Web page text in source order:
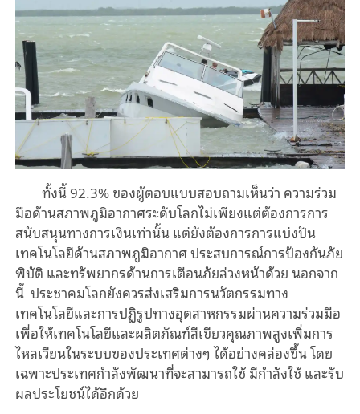
ทั้งนี้ 92.3% ของผู้ตอบแบบสอบถามเห็นว่า ความร่วม
มือด้านสภาพภูมิอากาศระดับโลกไม่เพียงแต่ต้องการการ
สนับสนุนทางการเงินเท่านั้น แต่ยังต้องการการแบ่งปัน
เทคโนโลยีด้านสภาพภูมิอากาศ ประสบการณ์การป้องกันภัย
พิบัติ และทรัพยากรด้านการเตือนภัยล่วงหน้าด้วย นอกจาก
นี้ ประชาคมโลกยังควรส่งเสริมการนวัตกรรมทาง
เทคโนโลยีและการปฏิรูปทางอุตสาหกรรมผ่านความร่วมมือ
เพื่อให้เทคโนโลยีและผลิตภัณฑ์สีเขียวคุณภาพสูงเพิ่มการ
ไหลเวียนในระบบของประเทศต่างๆ ได้อย่างคล่องขึ้น โดย
เฉพาะประเทศกำลังพัฒนาที่จะสามารถใช้ มีกำลังใช้ และรับ
ผลประโยชน์ได้อีกด้วย